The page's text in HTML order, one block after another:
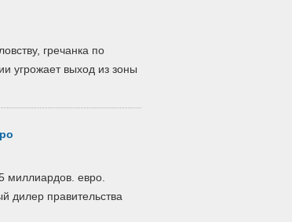
гречанка по
угрожает выход из зоны
миллиардов. евро.
дилер правительства